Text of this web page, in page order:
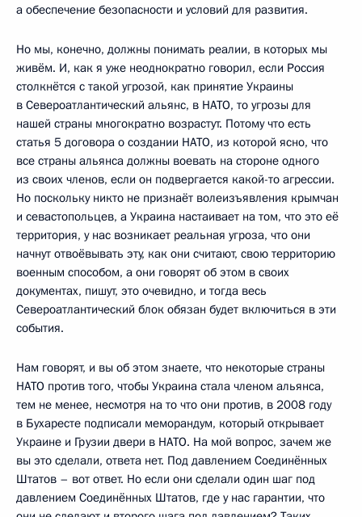
а обеспечение безопасности и условий для развития.
Но мы, конечно, должны понимать реалии, в которых мы
живём. И, как я уже неоднократно говорил, если Россия
столкнётся с такой угрозой, как принятие Украины
в Североатлантический альянс, в НАТО, то угрозы для
нашей страны многократно возрастут. Потому что есть
статья 5 договора о создании НАТО, из которой ясно, что
все страны альянса должны воевать на стороне одного
из своих членов, если он подвергается какой-то агрессии.
Но поскольку никто не признаёт волеизъявления крымчан
и севастопольцев, а Украина настаивает на том, что это её
территория, у нас возникает реальная угроза, что они
начнут отвоёвывать эту, как они считают, свою территорию
военным способом, а они говорят об этом в своих
документах, пишут, это очевидно, и тогда весь
Североатлантический блок обязан будет включиться в эти
события.
Нам говорят, и вы об этом знаете, что некоторые страны
НАТО против того, чтобы Украина стала членом альянса,
тем не менее, несмотря на то что они против, в 2008 году
в Бухаресте подписали меморандум, который открывает
Украине и Грузии двери в НАТО. На мой вопрос, зачем же
вы это сделали, ответа нет. Под давлением Соединённых
Штатов – вот ответ. Но если они сделали один шаг под
давлением Соединённых Штатов, где у нас гарантии, что